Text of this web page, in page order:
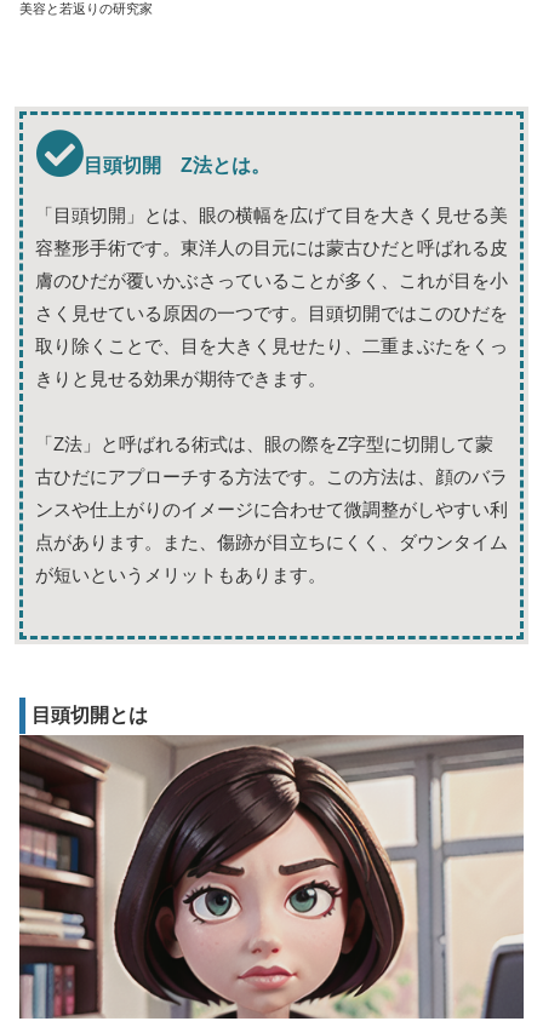
美容と若返りの研究家
目頭切開 Z法とは。
「目頭切開」とは、眼の横幅を広げて目を大きく見せる美
容整形手術です。東洋人の目元には蒙古ひだと呼ばれる皮
膚のひだが覆いかぶさっていることが多く、これが目を小
さく見せている原因の一つです。目頭切開ではこのひだを
取り除くことで、目を大きく見せたり、二重まぶたをくっ
きりと見せる効果が期待できます。
「Z法」と呼ばれる術式は、眼の際をZ字型に切開して蒙
古ひだにアプローチする方法です。この方法は、顔のバラ
ンスや仕上がりのイメージに合わせて微調整がしやすい利
点があります。また、傷跡が目立ちにくく、ダウンタイム
が短いというメリットもあります。
目頭切開とは